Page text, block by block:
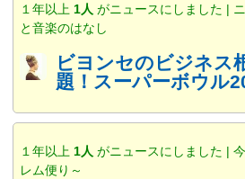
１年以上 1人 がニュースにしました |
と音楽のはなし
ビヨンセのビジネス
題！スーパーボウル
１年以上 1人 がニュースにしました |
レム便り～